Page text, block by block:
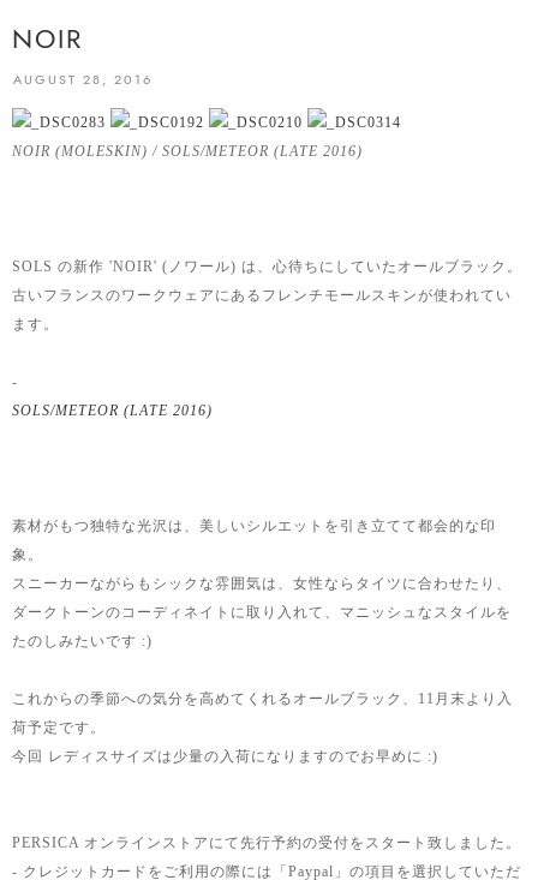
NOIR
AUGUST 28, 2016
NOIR (MOLESKIN) / SOLS/METEOR (LATE 2016)
SOLS の新作 'NOIR' (ノワール) は、心待ちにしていたオールブラック。
古いフランスのワークウェアにあるフレンチモールスキンが使われてい
ます。
-
SOLS/METEOR (LATE 2016)
素材がもつ独特な光沢は、美しいシルエットを引き立てて都会的な印
象。
スニーカーながらもシックな雰囲気は、女性ならタイツに合わせたり、
ダークトーンのコーディネイトに取り入れて、マニッシュなスタイルを
たのしみたいです :)
これからの季節への気分を高めてくれるオールブラック、11月末より入
荷予定です。
今回 レディスサイズは少量の入荷になりますのでお早めに :)
PERSICA オンラインストアにて先行予約の受付をスタート致しました。
- クレジットカードをご利用の際には「Paypal」の項目を選択していただ